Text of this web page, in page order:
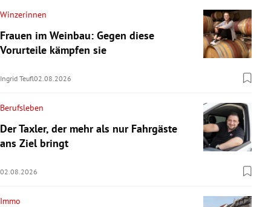
Winzerinnen
Frauen im Weinbau: Gegen diese
Vorurteile kämpfen sie
Ingrid Teufl02.08.2026
Berufsleben
Der Taxler, der mehr als nur Fahrgäste
ans Ziel bringt
02.08.2026
Immo